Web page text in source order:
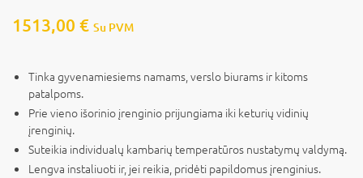
1513,00 € Su PVM
Tinka gyvenamiesiems namams, verslo biurams ir kitoms
patalpoms.
Prie vieno išorinio įrenginio prijungiama iki keturių vidinių
įrenginių.
Suteikia individualų kambarių temperatūros nustatymų valdymą.
Lengva instaliuoti ir, jei reikia, pridėti papildomus įrenginius.